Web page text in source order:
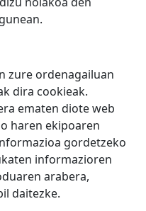
zure ordenagailuan
dira cookieak.
ematen diote web
haren ekipoaren
gordetzeko
informazioren
arabera,
daitezke.